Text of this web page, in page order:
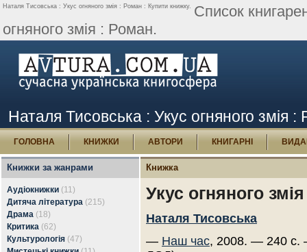
Наталя Тисовська : Укус огняного змія : Роман : Купити книжку. Список
огняного змія : Роман.
Наталя Тисовська : Укус огняного змія
ГОЛОВНА КНИЖКИ АВТОРИ КНИГАРНІ
Книжки за жанрами
Аудіокнижки (11)
Дитяча література (215)
Драма (18)
Критика (62)
Культурологія (47)
Книжка
Укус огняного
Наталя Тисовська
— Наш час, 2008. — 240 с.